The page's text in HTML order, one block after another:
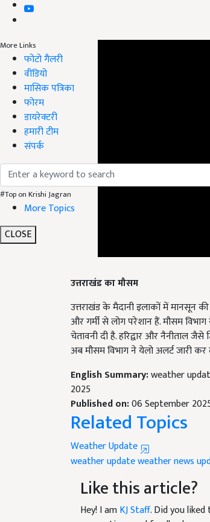
More Links
फोटो गैलरी
वीडियो
मासिक पत्रिका
फोरम
डायरेक्टरी
हमारी टीम
संपर्क
#Top on Krishi Jagran
More Topics
CLOSE
और गर्मी से लोग परेशान हैं. मौसम
चेतावनी दी है. हरिद्वार और नैनीताल
अब मौसम विभाग ने येलो अलर्ट जारी
2025
Published on:
Related Topics
Weather Update
weather update weather news
Like this article?
Hey! I amKJ Staff. Did you
suggestions and feedback.